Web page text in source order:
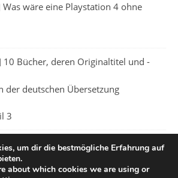
Was wäre eine Playstation 4 ohne
10 Bücher, deren Originaltitel und -
der deutschen Übersetzung
3
um dir die bestmögliche Erfahrung auf
about which cookies we are using or